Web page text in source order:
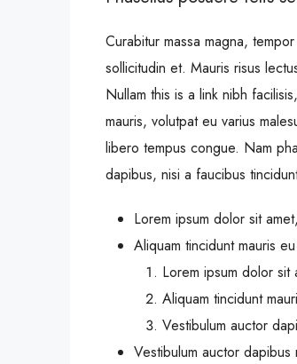
Curabitur massa magna,
sollicitudin et. Mauris risus
Nullam this is a link nibh
mauris, volutpat eu varius
libero tempus congue. Nam
dapibus, nisi a faucibus
Lorem ipsum dolor sit
Aliquam tincidunt mauris
Lorem ipsum dolor
Aliquam tincidunt
Vestibulum auctor
Vestibulum auctor dapibus